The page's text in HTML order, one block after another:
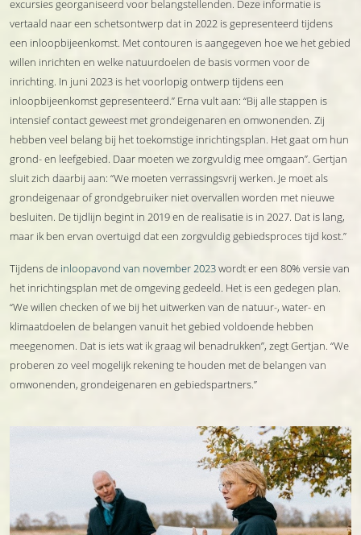
excursies georganiseerd voor belangstellenden. Deze informatie is
vertaald naar een schetsontwerp dat in 2022 is gepresenteerd tijdens
een inloopbijeenkomst. Met contouren is aangegeven hoe we het gebied
willen inrichten en welke natuurdoelen de basis vormen voor de
inrichting. In juni 2023 is het voorlopig ontwerp tijdens een
inloopbijeenkomst gepresenteerd.” Erna vult aan: “Bij alle stappen is
intensief contact geweest met grondeigenaren en omwonenden. Zij
hebben veel belang bij het toekomstige inrichtingsplan. Het gaat om hun
grond- en leefgebied. Daar moeten we zorgvuldig mee omgaan”. Gertjan
sluit zich daarbij aan: “We moeten verrassingsvrij werken. Je moet als
grondeigenaar of grondgebruiker niet overvallen worden met nieuwe
besluiten. De tijdlijn begint in 2019 en de realisatie is in 2027. Dat is lang,
maar ik ben ervan overtuigd dat een zorgvuldig gebiedsproces tijd kost.”
Tijdens de inloopavond van november 2023wordt er een 80% versie van
het inrichtingsplan met de omgeving gedeeld. Het is een gedegen plan.
“We willen checken of we bij het uitwerken van de natuur-, water- en
klimaatdoelen de belangen vanuit het gebied voldoende hebben
meegenomen. Dat is iets wat ik graag wil benadrukken”, zegt Gertjan. “We
proberen zo veel mogelijk rekening te houden met de belangen van
omwonenden, grondeigenaren en gebiedspartners.”